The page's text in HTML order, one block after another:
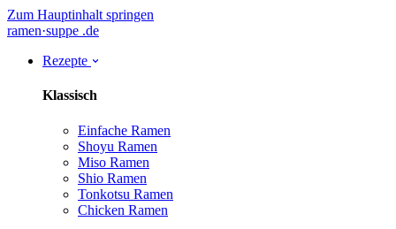
Zum Hauptinhalt springen
ramen·suppe .de
Rezepte
Klassisch
Einfache Ramen
Shoyu Ramen
Miso Ramen
Shio Ramen
Tonkotsu Ramen
Chicken Ramen